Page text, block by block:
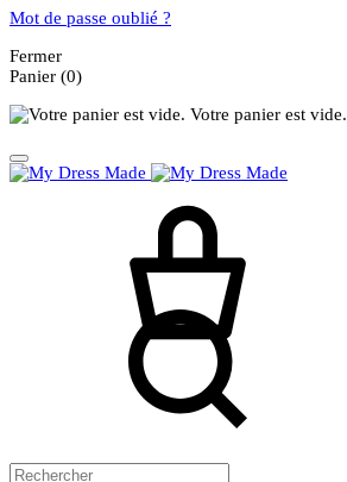
Mot de passe oublié ?
Fermer
Panier (0)
Votre panier est vide.